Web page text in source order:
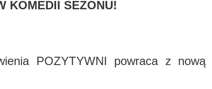
KOMEDII SEZONU!
POZYTYWNI powraca z nową